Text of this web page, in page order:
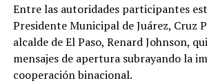
Entre las autoridades participantes
Presidente Municipal de Juárez, Cruz
alcalde de El Paso, Renard Johnson,
mensajes de apertura subrayando la
cooperación binacional.